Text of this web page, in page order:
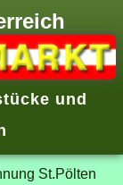
und
St.Pölten